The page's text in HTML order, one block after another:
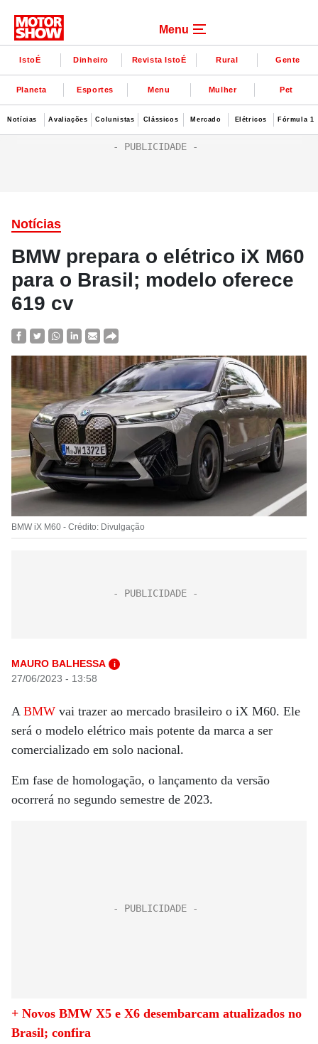
Menu
IstoÉ Dinheiro Revista IstoÉ Rural Gente
Planeta Esportes Menu Mulher Pet
Notícias Avaliações Colunistas Clássicos Mercado Elétricos Fórmula 1
Notícias
BMW prepara o elétrico iX M60
para o Brasil; modelo oferece
619 cv
BMW iX M60 - Crédito: Divulgação
MAURO BALHESSA i
27/06/2023 - 13:58
A BMW vai trazer ao mercado brasileiro o iX M60. Ele
será o modelo elétrico mais potente da marca a ser
comercializado em solo nacional.
Em fase de homologação, o lançamento da versão
ocorrerá no segundo semestre de 2023.
+ Novos BMW X5 e X6 desembarcam atualizados no
Brasil; confira